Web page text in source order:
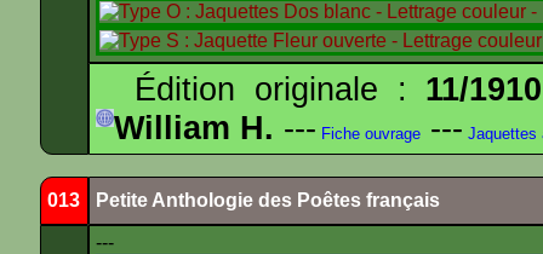
Édition originale : 11/1910
William H. --- Fiche ouvrage --- Jaquettes
013 Petite Anthologie des Poêtes français
---